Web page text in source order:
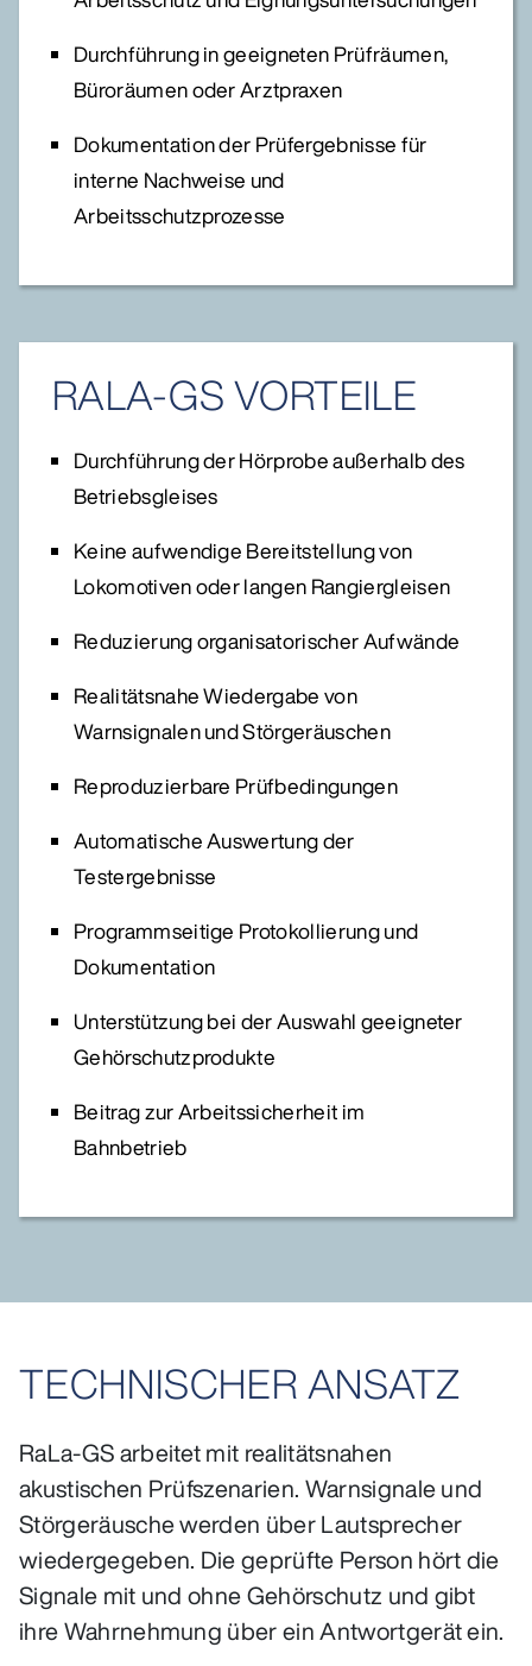
Durchführung in geeigneten Prüfräumen,
Büroräumen oder Arztpraxen
Dokumentation der Prüfergebnisse für
interne Nachweise und
Arbeitsschutzprozesse
RALA-GS VORTEILE
Durchführung der Hörprobe außerhalb des
Betriebsgleises
Keine aufwendige Bereitstellung von
Lokomotiven oder langen Rangiergleisen
Reduzierung organisatorischer Aufwände
Realitätsnahe Wiedergabe von
Warnsignalen und Störgeräuschen
Reproduzierbare Prüfbedingungen
Automatische Auswertung der
Testergebnisse
Programmseitige Protokollierung und
Dokumentation
Unterstützung bei der Auswahl geeigneter
Gehörschutzprodukte
Beitrag zur Arbeitssicherheit im
Bahnbetrieb
TECHNISCHER ANSATZ
RaLa-GS arbeitet mit realitätsnahen
akustischen Prüfszenarien. Warnsignale und
Störgeräusche werden über Lautsprecher
wiedergegeben. Die geprüfte Person hört die
Signale mit und ohne Gehörschutz und gibt
ihre Wahrnehmung über ein Antwortgerät ein.